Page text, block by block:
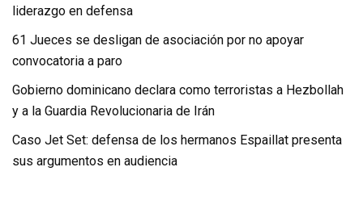
liderazgo en defensa
61 Jueces se desligan de asociación por no apoyar
convocatoria a paro
Gobierno dominicano declara como terroristas a Hezbollah
y a la Guardia Revolucionaria de Irán
Caso Jet Set: defensa de los hermanos Espaillat presenta
sus argumentos en audiencia